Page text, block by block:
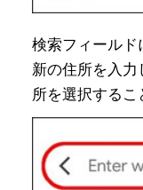
検索フィールド
新の住所を入
所を選択するこ